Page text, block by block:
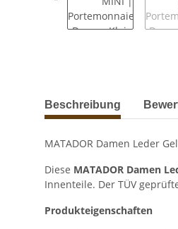
weitere Registerkarten
Beschreibung
MATADOR Damen Leder
Diese MATADOR Damen
Innenteile. Der TÜV
Produkteigenschaften